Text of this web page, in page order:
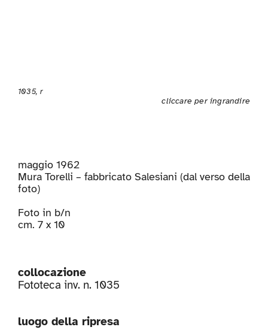
1035, r
cliccare per ingrandire
maggio 1962
Mura Torelli – fabbricato Salesiani (dal verso della
foto)
Foto in b/n
cm. 7 x 10
collocazione
Fototeca inv. n. 1035
luogo della ripresa